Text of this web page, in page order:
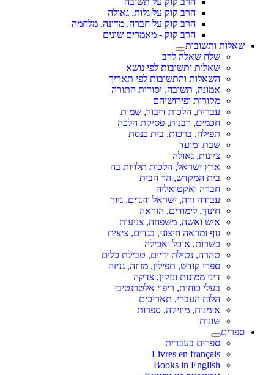
הרב קוק על גלות, גאולה
הרב קוק על חברה, מדינה, מלחמה
הרב קוק - מאמרים שונים
שאלות ותשובות
שלח שאלה לרב
שאלות ותשובות לפי נושא
השאלות והתשובות לפי תאריך
אמונה, תשובה, יסודות התורה
מקורות ופירושיהם
עברית, הלכות דיבור, שמות
חכמים, רבנות, פסיקת הלכה
תפילה, ברכות, בית כנסת
שבת ומועד
ציונות, גאולה
ארץ ישראל, הלכות תלויות בה
בית המקדש, הר הבית
חברה ואקטואליה
עבודה זרה, ישראל והגוים, גיור
חינוך, לימודים, הוראה
איש ואשה, משפחה, צניעות
גוף ומראה חיצוני, בגדים, ציצית
כשרות, אוכל ואכילה
טהרה, נטילת ידיים, טבילת כלים
ספרי קודש, תפילין, מזוזה, גניזה
דיני ממונות ונזקין, צדקה
בעלי כוחות, ריפוי אלטרנטיבי
הלוח העברי, תאריכים
אומנות, מוזיקה, ספרות
שונות
ספרים
ספרים בעברית
Livres en français
Books in English